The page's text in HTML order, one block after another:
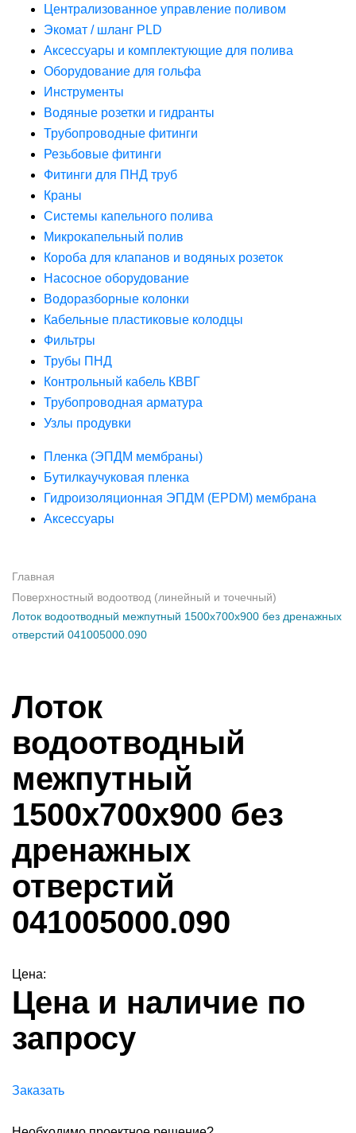
Централизованное управление поливом
Экомат / шланг PLD
Аксессуары и комплектующие для полива
Оборудование для гольфа
Инструменты
Водяные розетки и гидранты
Трубопроводные фитинги
Резьбовые фитинги
Фитинги для ПНД труб
Краны
Системы капельного полива
Микрокапельный полив
Короба для клапанов и водяных розеток
Насосное оборудование
Водоразборные колонки
Кабельные пластиковые колодцы
Фильтры
Трубы ПНД
Контрольный кабель КВВГ
Трубопроводная арматура
Узлы продувки
Пленка (ЭПДМ мембраны)
Бутилкаучуковая пленка
Гидроизоляционная ЭПДМ (EPDM) мембрана
Аксессуары
Главная
Поверхностный водоотвод (линейный и точечный)
Лоток водоотводный межпутный 1500х700х900 без дренажных
отверстий 041005000.090
Лоток
водоотводный
межпутный
1500х700х900 без
дренажных
отверстий
041005000.090
Цена:
Цена и наличие по
запросу
Заказать